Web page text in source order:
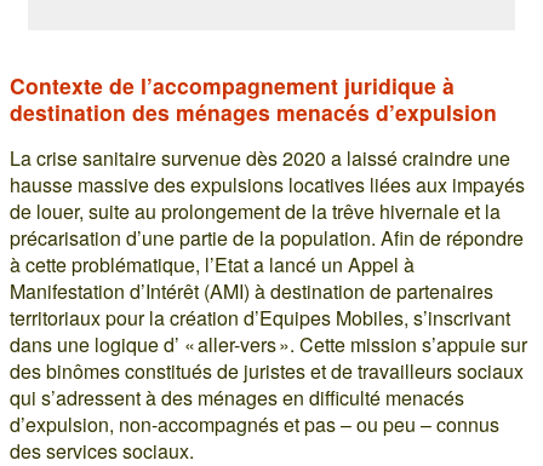
Contexte de l’accompagnement juridique à
destination des ménages menacés d’expulsion
La crise sanitaire survenue dès 2020 a laissé craindre une
hausse massive des expulsions locatives liées aux impayés
de louer, suite au prolongement de la trêve hivernale et la
précarisation d’une partie de la population. Afin de répondre
à cette problématique, l’Etat a lancé un Appel à
Manifestation d’Intérêt (AMI) à destination de partenaires
territoriaux pour la création d’Equipes Mobiles, s’inscrivant
dans une logique d’ « aller-vers ». Cette mission s’appuie sur
des binômes constitués de juristes et de travailleurs sociaux
qui s’adressent à des ménages en difficulté menacés
d’expulsion, non-accompagnés et pas – ou peu – connus
des services sociaux.